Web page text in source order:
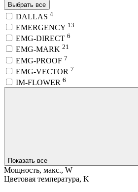
Выбрать все
DALLAS 4
EMERGENCY 13
EMG-DIRECT 6
EMG-MARK 21
EMG-PROOF 7
EMG-VECTOR 7
IM-FLOWER 6
Показать все
Мощность, макс., W
Цветовая температура, K